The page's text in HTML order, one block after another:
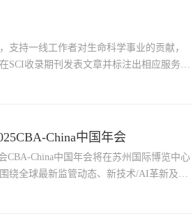
支持一线工作者对生命科学事业的贡献，
收录期刊发表文章并标注出相应服务来
China中国年会
CBA-China中国年会将在苏州国际博览中心
绕全球最新监管动态、新技术/AI革新及成